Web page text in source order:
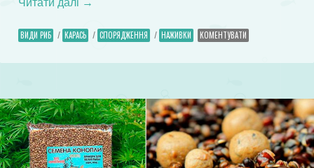
ВИДИ РИБ / КАРАСЬ / СПОРЯДЖЕННЯ / НАЖИВКИ КОМЕНТУВАТИ